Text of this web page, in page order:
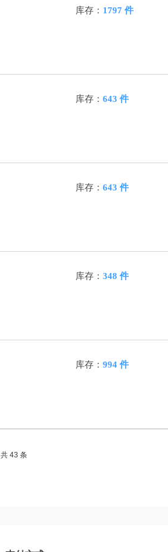
库存： 1797 件
库存： 643 件
库存： 643 件
库存： 348 件
库存： 994 件
共 43 条